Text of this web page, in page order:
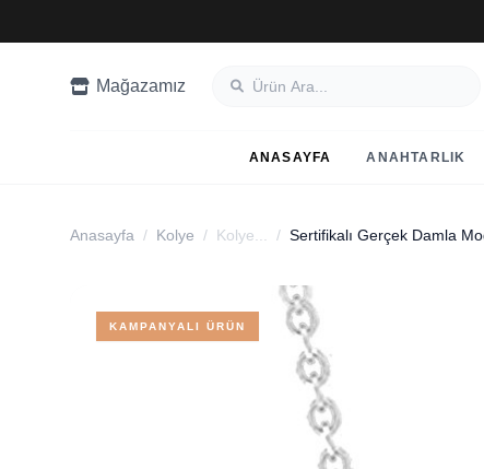
Mağazamız
ANASAYFA ANAHTARLIK
Anasayfa / Kolye / Kolye... /
KAMPANYALI ÜRÜN